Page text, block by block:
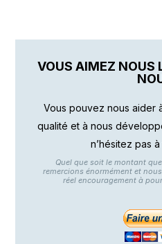
VOUS AIMEZ NOUS
Vous pouvez nous aider
qualité et à nous
n’hésitez pas
Quel que soit le montant
remercions énormément et
réel encouragement à